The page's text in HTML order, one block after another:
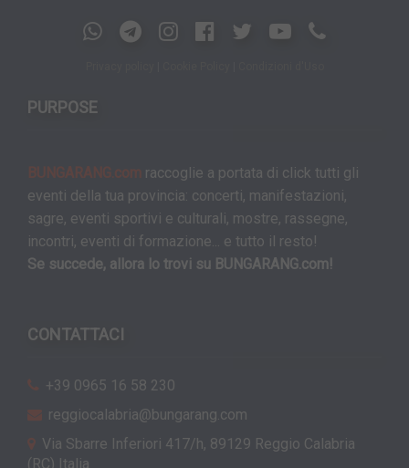
PURPOSE
BUNGARANG.com raccoglie a portata di click tutti gli
eventi della tua provincia: concerti, manifestazioni,
sagre, eventi sportivi e culturali, mostre, rassegne,
incontri, eventi di formazione... e tutto il resto!
Se succede, allora lo trovi su BUNGARANG.com!
CONTATTACI
+39 0965 16 58 230
reggiocalabria@bungarang.com
Via Sbarre Inferiori 417/h, 89129 Reggio Calabria
(RC) Italia